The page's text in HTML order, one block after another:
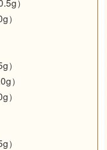
）
）
）
）
）